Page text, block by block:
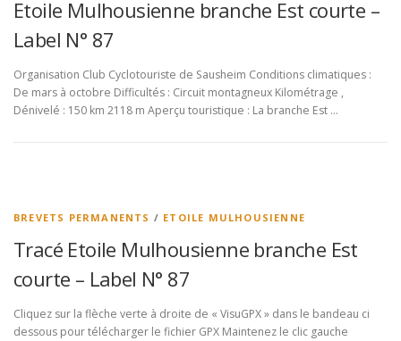
Etoile Mulhousienne branche Est courte –
Label N° 87
Organisation Club Cyclotouriste de Sausheim Conditions climatiques :
De mars à octobre Difficultés : Circuit montagneux Kilométrage ,
Dénivelé : 150 km 2118 m Aperçu touristique : La branche Est …
BREVETS PERMANENTS / ETOILE MULHOUSIENNE
Tracé Etoile Mulhousienne branche Est
courte – Label N° 87
Cliquez sur la flèche verte à droite de « VisuGPX » dans le bandeau ci
dessous pour télécharger le fichier GPX Maintenez le clic gauche